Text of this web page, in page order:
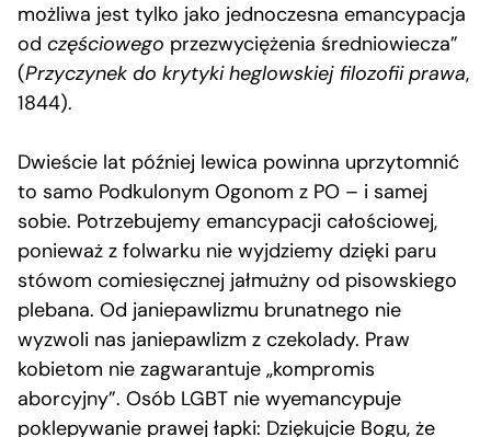
możliwa jest tylko jako jednoczesna emancypacja
od częściowego przezwyciężenia średniowiecza”
(Przyczynek do krytyki heglowskiej filozofii prawa,
1844).
Dwieście lat później lewica powinna uprzytomnić
to samo Podkulonym Ogonom z PO – i samej
sobie. Potrzebujemy emancypacji całościowej,
ponieważ z folwarku nie wyjdziemy dzięki paru
stówom comiesięcznej jałmużny od pisowskiego
plebana. Od janiepawlizmu brunatnego nie
wyzwoli nas janiepawlizm z czekolady. Praw
kobietom nie zagwarantuje „kompromis
aborcyjny”. Osób LGBT nie wyemancypuje
poklepywanie prawej łapki: Dziękujcie Bogu, że